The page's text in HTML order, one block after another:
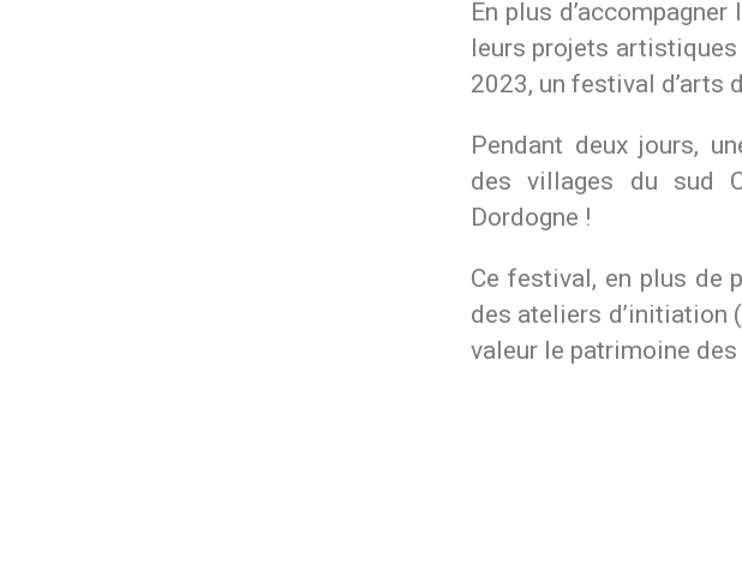
En plus
leurs projets
2023, un festival d’arts
Pendant deux jours,
des villages du sud
Dordogne !
Ce festival, en plus de
des ateliers d’initiation
valeur le patrimoine